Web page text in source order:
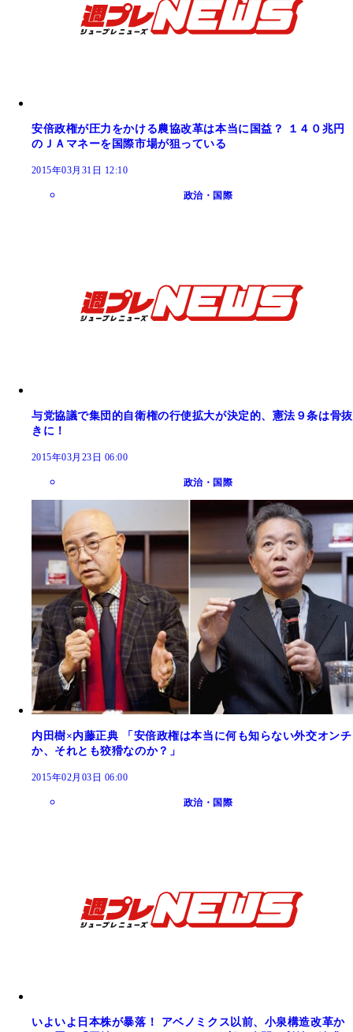
安倍政権が圧力をかける農協改革は本当に国益？ １４０兆円
のＪＡマネーを国際市場が狙っている
2015年03月31日 12:10
政治・国際
与党協議で集団的自衛権の行使拡大が決定的、憲法９条は骨抜
きに！
2015年03月23日 06:00
政治・国際
内田樹×内藤正典 「安倍政権は本当に何も知らない外交オンチ
か、それとも狡猾なのか？」
2015年02月03日 06:00
政治・国際
いよいよ日本株が暴落！ アベノミクス以前、小泉構造改革か